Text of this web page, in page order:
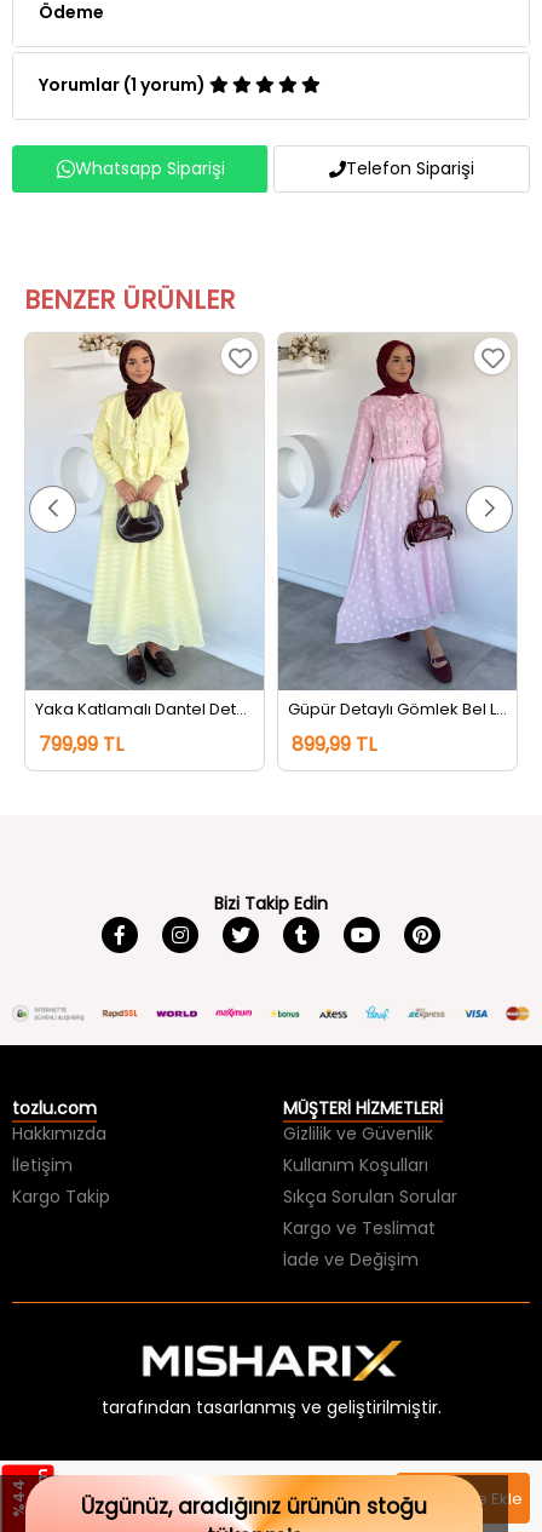
%
4
4
İ
n
d
i
r
im 1599,99 TL
899,99 TL
Sepete Ekle
Ödeme
Yorumlar (1 yorum)
Whatsapp Siparişi Telefon Siparişi
BENZER ÜRÜNLER
Yaka Katlamalı Dantel Detaylı Bluz Etek Tesettür İkili Takım Sarı
799,99 TL
Güpür Detaylı Gömlek Bel Lastikli Etek Tesettür İkili Takım Pembe
899,99 TL
Bizi Takip Edin
tozlu.com
Hakkımızda
İletişim
Kargo Takip
MÜŞTERİ HİZMETLERİ
Gizlilik ve Güvenlik
Kullanım Koşulları
Sıkça Sorulan Sorular
Kargo ve Teslimat
İade ve Değişim
tarafından tasarlanmış ve geliştirilmiştir.
Üzgünüz, aradığınız ürünün stoğu